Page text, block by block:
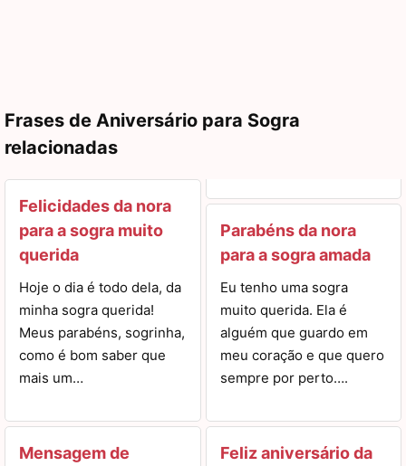
Frases de Aniversário para Sogra
relacionadas
Felicidades da nora
para a sogra muito
querida
Hoje o dia é todo dela, da
minha sogra querida!
Meus parabéns, sogrinha,
como é bom saber que
mais um…
Mensagem de
Parabéns da nora
para a sogra amada
Eu tenho uma sogra
muito querida. Ela é
alguém que guardo em
meu coração e que quero
sempre por perto….
Feliz aniversário da